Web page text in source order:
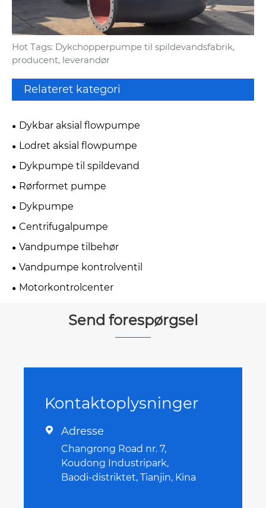
Hot Tags: Dykchopperpumpe til spildevandsfabrik,
producent, leverandør
Relateret kategori
Dykbar aksial flowpumpe
Lodret aksial flowpumpe
Dykpumpe til spildevand
Rørformet pumpe
Dykpumpe
Centrifugalpumpe
Vandpumpe tilbehør
Vandpumpe kontrolventil
Motorkontrolcenter
Send forespørgsel
Kontaktoplysninger
 Adresse
Changrong Road nr. 7,
Koudong Industripark,
Baodi-distriktet, Tianjin, Kina